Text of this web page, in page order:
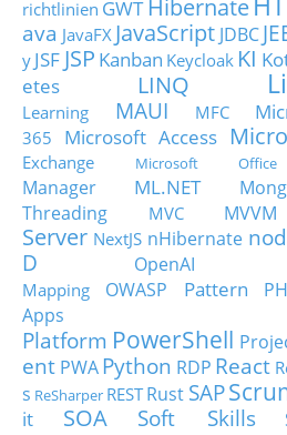
richtlinien GWT Hibernate
ava JavaFX JavaScript JDBC
y JSF JSP Kanban Keycloak KI
etes
LINQ
Learning
MAUI MFC
365
Microsoft Access
Exchange
Microsoft Office
Manager
ML.NET
Threading
MVC MVVM
Server NextJS nHibernate
D
OpenAI
Mapping
OWASP Pattern
Apps
Platform PowerShell
ent PWA Python RDP React
s ReSharper RESTRust SAP
it
SOA Soft Skills